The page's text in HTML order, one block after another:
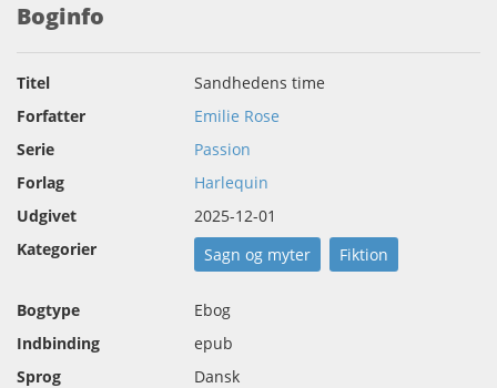
Boginfo
Titel
Sandhedens time
Forfatter
Emilie Rose
Serie
Passion
Forlag
Harlequin
Udgivet
2025-12-01
Kategorier
Sagn og myter Fiktion
Bogtype
Ebog
Indbinding
epub
Sprog
Dansk